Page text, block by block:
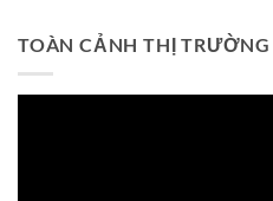
TOÀN CẢNH THỊ TRƯỜNG